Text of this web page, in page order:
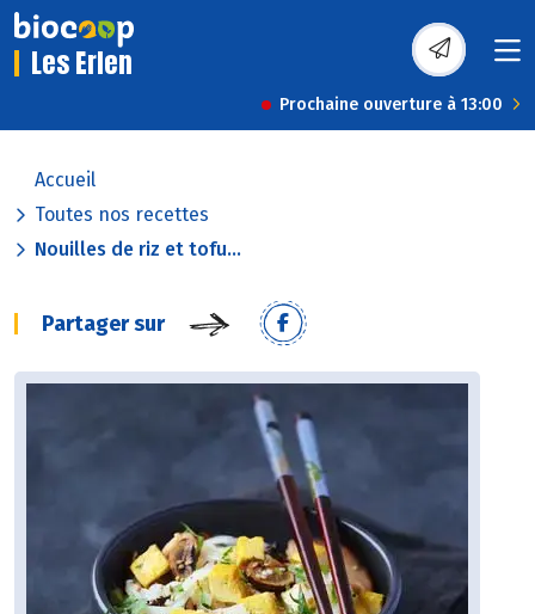
Les Erlen
Prochaine ouverture à 13:00
Accueil
Toutes nos recettes
Nouilles de riz et tofu...
Partager sur